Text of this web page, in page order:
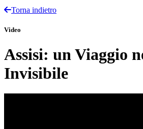
Torna indietro
Video
Assisi: un Viaggio
Invisibile